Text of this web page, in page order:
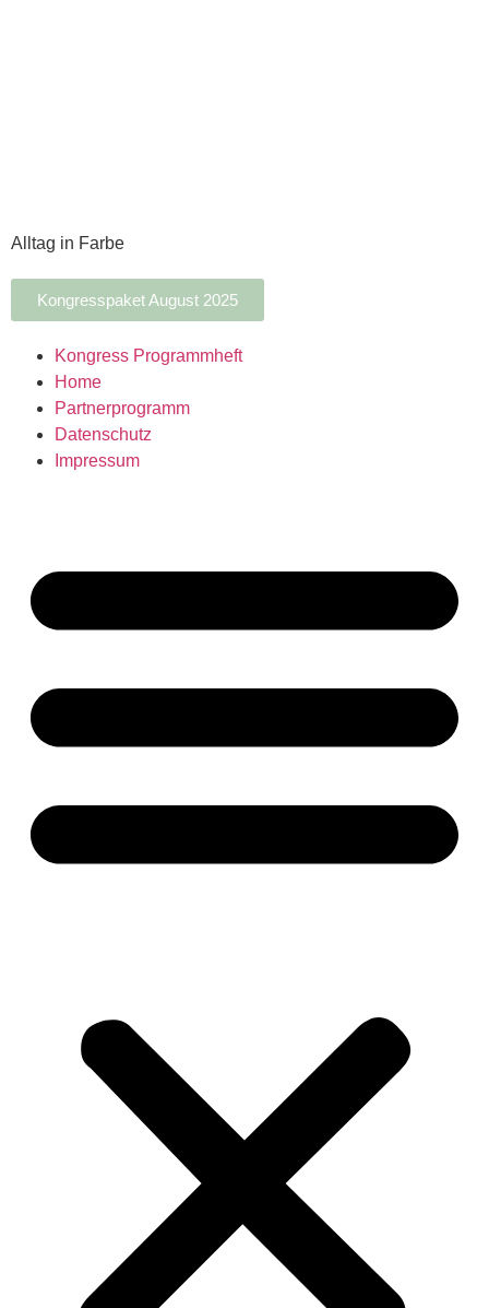
Alltag in Farbe
Kongresspaket August 2025
Kongress Programmheft
Home
Partnerprogramm
Datenschutz
Impressum